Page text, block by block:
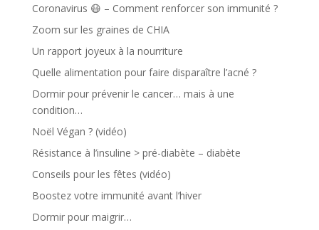
Coronavirus 😷 – Comment renforcer son immunité ?
Zoom sur les graines de CHIA
Un rapport joyeux à la nourriture
Quelle alimentation pour faire disparaître l’acné ?
Dormir pour prévenir le cancer… mais à une
condition…
Noël Végan ? (vidéo)
Résistance à l’insuline > pré-diabète – diabète
Conseils pour les fêtes (vidéo)
Boostez votre immunité avant l’hiver
Dormir pour maigrir…